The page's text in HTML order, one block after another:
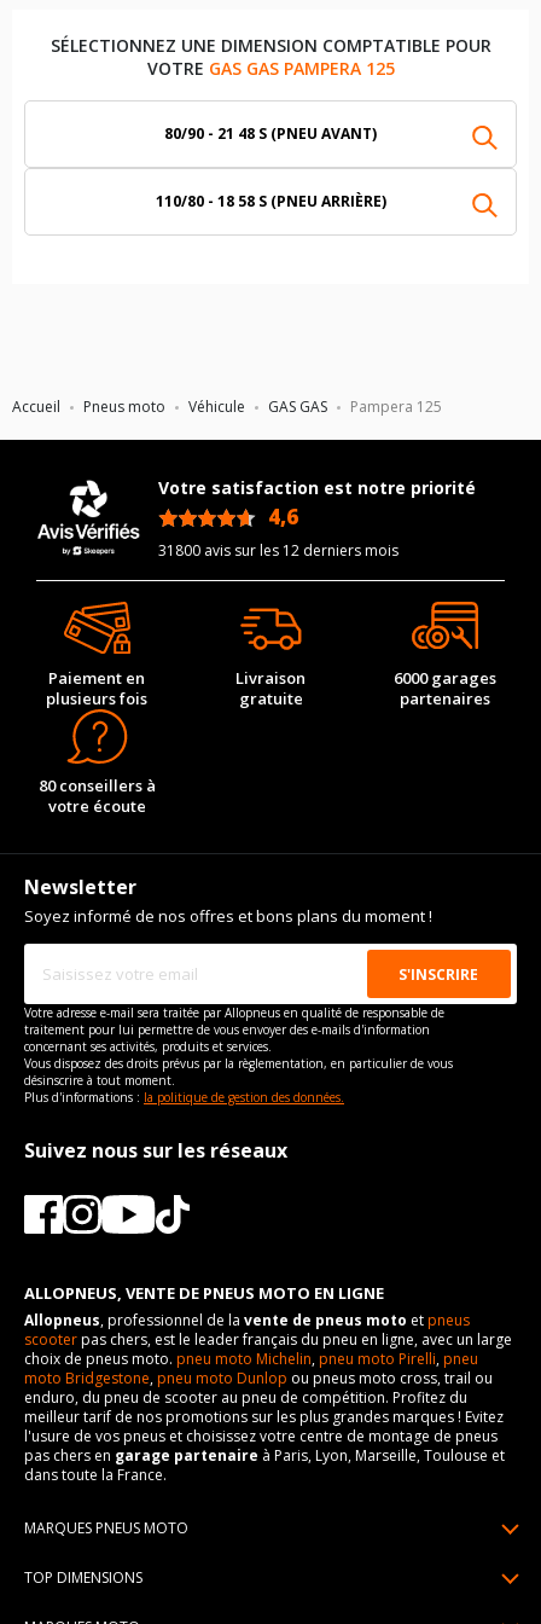
Accueil Pneus moto Véhicule GAS GAS Pampera 125
SÉLECTIONNEZ UNE DIMENSION COMPTATIBLE POUR
VOTRE GAS GAS PAMPERA 125
80/90 - 21 48 S (PNEU AVANT)
110/80 - 18 58 S (PNEU ARRIÈRE)
Votre satisfaction est notre priorité
4,6
31800 avis sur les 12 derniers mois
Paiement en
plusieurs fois
Livraison
gratuite
6000 garages
partenaires
80 conseillers à
votre écoute
Newsletter
Soyez informé de nos offres et bons plans du moment !
Votre adresse e-mail sera traitée par Allopneus en qualité de responsable de
traitement pour lui permettre de vous envoyer des e-mails d'information
concernant ses activités, produits et services.
Vous disposez des droits prévus par la règlementation, en particulier de vous
désinscrire à tout moment.
Plus d'informations : la politique de gestion des données.
Suivez nous sur les réseaux
ALLOPNEUS, VENTE DE PNEUS MOTO EN LIGNE
Allopneus, professionnel de la vente de pneus moto etpneus
scooterpas chers, est le leader français du pneu en ligne, avec un large
choix de pneus moto. pneu moto Michelin,pneu moto Pirelli,pneu
moto Bridgestone,pneu moto Dunlop ou pneus moto cross, trail ou
enduro, du pneu de scooter au pneu de compétition. Profitez du
meilleur tarif de nos promotions sur les plus grandes marques ! Evitez
l'usure de vos pneus et choisissez votre centre de montage de pneus
pas chers en garage partenaire à Paris, Lyon, Marseille, Toulouse et
dans toute la France.
MARQUES PNEUS MOTO
TOP DIMENSIONS